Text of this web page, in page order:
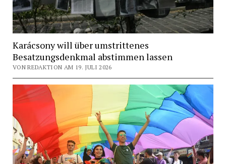
Karácsony will über umstrittenes
Besatzungsdenkmal abstimmen lassen
VON REDAKTION AM 19. JULI 2026